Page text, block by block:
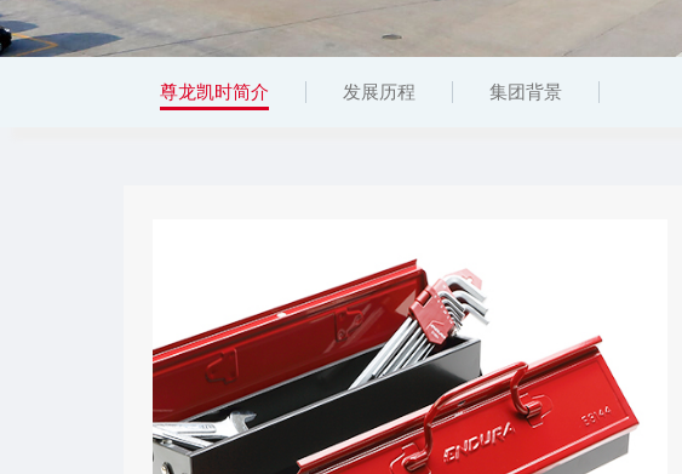
尊龙凯时简介 发展历程 集团背景